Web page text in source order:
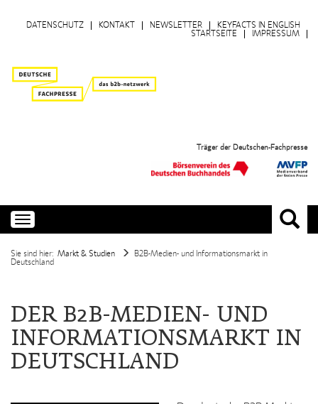
KEYFACTS IN ENGLISH
NEWSLETTER
KONTAKT
DATENSCHUTZ
IMPRESSUM
STARTSEITE
Träger der Deutschen-Fachpresse
Toggle
navigation
Sie sind hier: Markt & Studien
B2B-Medien- und Informationsmarkt in
Deutschland
DER B2B-MEDIEN- UND
INFORMATIONSMARKT IN
DEUTSCHLAND